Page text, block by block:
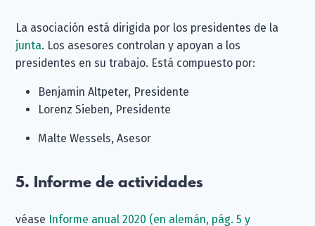
La asociación está dirigida por los presidentes de la
junta. Los asesores controlan y apoyan a los
presidentes en su trabajo. Está compuesto por:
Benjamin Altpeter, Presidente
Lorenz Sieben, Presidente
Malte Wessels, Asesor
5. Informe de actividades
véase Informe anual 2020 (en alemán, pág. 5 y